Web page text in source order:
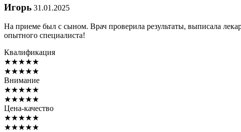
Игорь 31.01.2025
На приеме был с сыном. Врач проверила результаты, выписала
опытного специалиста!
Квалификация
★★★★★
★★★★★
Внимание
★★★★★
★★★★★
Цена-качество
★★★★★
★★★★★